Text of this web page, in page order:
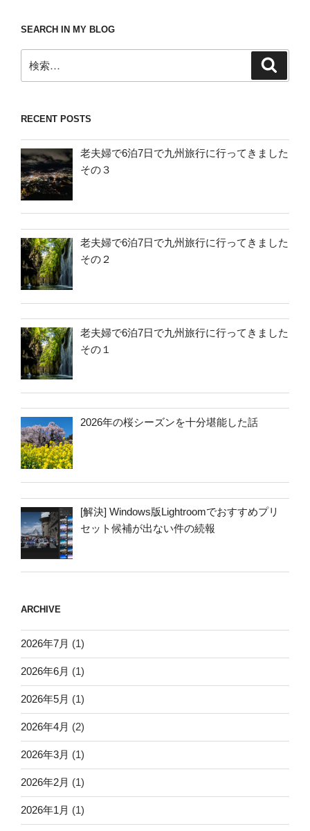
SEARCH IN MY BLOG
索:
RECENT POSTS
老夫婦で6泊7日で九州旅行に行ってきました
その３
老夫婦で6泊7日で九州旅行に行ってきました
その２
老夫婦で6泊7日で九州旅行に行ってきました
その１
2026年の桜シーズンを十分堪能した話
[解決] Windows版Lightroomでおすすめプリ
セット候補が出ない件の続報
ARCHIVE
2026年7月 (1)
2026年6月 (1)
2026年5月 (1)
2026年4月 (2)
2026年3月 (1)
2026年2月 (1)
2026年1月 (1)